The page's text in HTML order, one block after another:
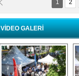
Nilüfer Menekli Buzcular
Siz Hiç Kelebeklerin Sesini
Duydunuz Mu?
1 2
VİDEO GALERİ